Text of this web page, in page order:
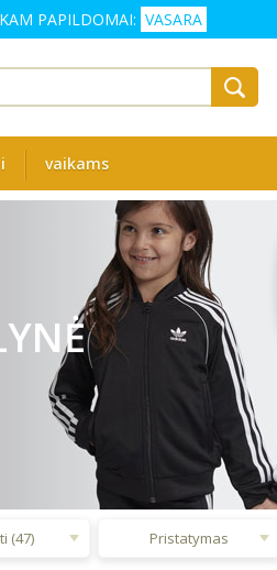
PAPILDOMAI: VASARA
vaikams
(47) Pristatymas